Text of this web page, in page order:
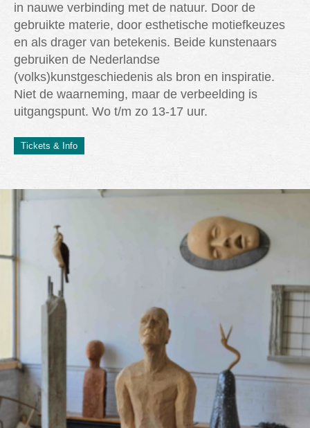
in nauwe verbinding met de natuur. Door de
gebruikte materie, door esthetische motiefkeuzes
en als drager van betekenis. Beide kunstenaars
gebruiken de Nederlandse
(volks)kunstgeschiedenis als bron en inspiratie.
Niet de waarneming, maar de verbeelding is
uitgangspunt. Wo t/m zo 13-17 uur.
Tickets & Info